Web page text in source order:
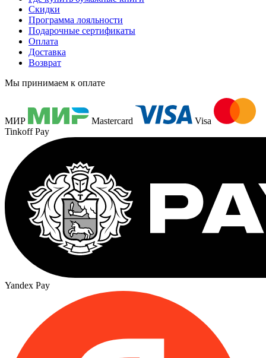
Скидки
Программа лояльности
Подарочные сертификаты
Оплата
Доставка
Возврат
Мы принимаем к оплате
МИР Mastercard
Visa
Tinkoff Pay
Yandex Pay